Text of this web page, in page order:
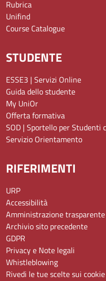
Rubrica
Unifind
Course Catalogue
STUDENTE
ESSE3 | Servizi Online
Guida dello studente
My UniOr
Offerta formativa
SOD | Sportello per Studenti
Servizio Orientamento
RIFERIMENTI
URP
Accessibilità
Amministrazione trasparente
Archivio sito precedente
GDPR
Privacy e Note legali
Whistleblowing
Rivedi le tue scelte sui cookie